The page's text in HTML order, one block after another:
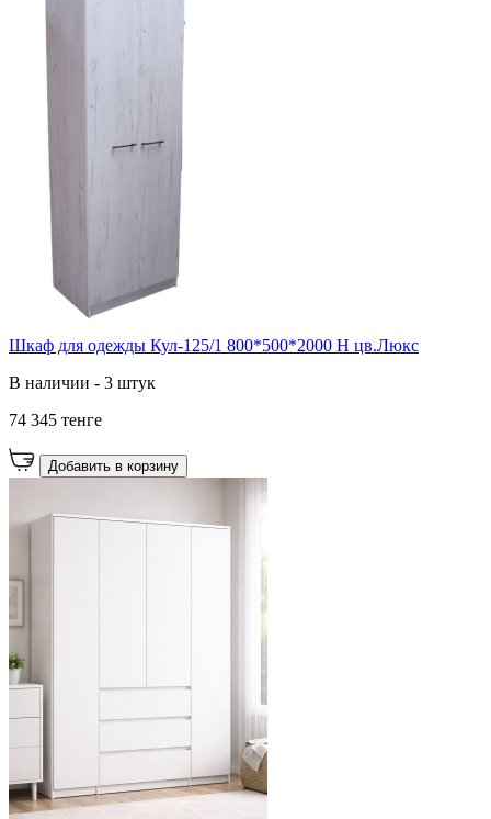
Шкаф для одежды Кул-125/1 800*500*2000 Н цв.Люкс
В наличии - 3 штук
74 345 тенге
Добавить в корзину